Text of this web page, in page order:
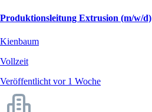
Produktionsleitung Extrusion (m/w/d)
Kienbaum
Vollzeit
Veröffentlicht vor 1 Woche